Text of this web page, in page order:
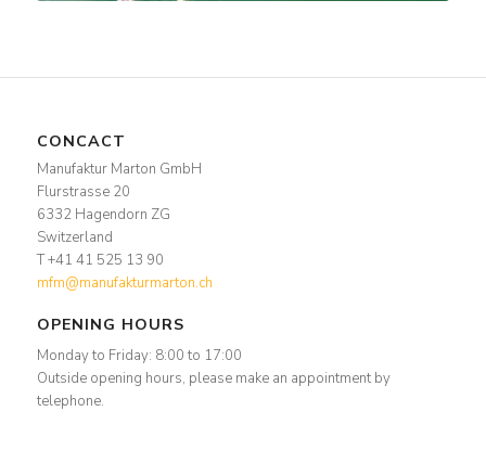
CONCACT
Manufaktur Marton GmbH
Flurstrasse 20
6332 Hagendorn ZG
Switzerland
T +41 41 525 13 90
mfm@manufakturmarton.ch
OPENING HOURS
Monday to Friday: 8:00 to 17:00
Outside opening hours, please make an appointment by
telephone.